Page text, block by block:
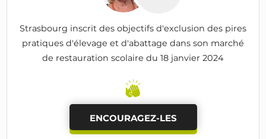
Strasbourg inscrit des objectifs d'exclusion des pires
pratiques d'élevage et d'abattage dans son marché
de restauration scolaire du 18 janvier 2024
ENCOURAGEZ-LES